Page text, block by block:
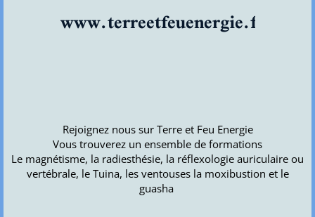
www.terreetfeuenergie.fr
Rejoignez nous sur Terre et Feu Energie
Vous trouverez un ensemble de formations
Le magnétisme, la radiesthésie, la réflexologie auriculaire ou
vertébrale, le Tuina, les ventouses la moxibustion et le
guasha